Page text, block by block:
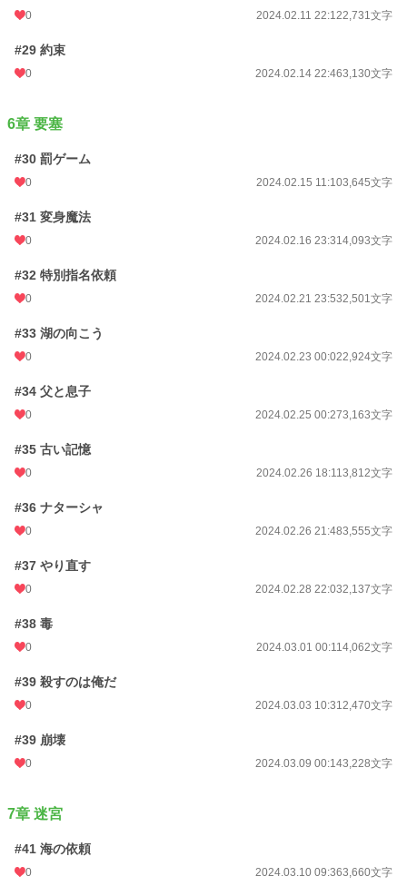
0 2024.02.11 22:122,731文字
#29 約束
0 2024.02.14 22:463,130文字
6章 要塞
#30 罰ゲーム
0 2024.02.15 11:103,645文字
#31 変身魔法
0 2024.02.16 23:314,093文字
#32 特別指名依頼
0 2024.02.21 23:532,501文字
#33 湖の向こう
0 2024.02.23 00:022,924文字
#34 父と息子
0 2024.02.25 00:273,163文字
#35 古い記憶
0 2024.02.26 18:113,812文字
#36 ナターシャ
0 2024.02.26 21:483,555文字
#37 やり直す
0 2024.02.28 22:032,137文字
#38 毒
0 2024.03.01 00:114,062文字
#39 殺すのは俺だ
0 2024.03.03 10:312,470文字
#39 崩壊
0 2024.03.09 00:143,228文字
7章 迷宮
#41 海の依頼
0 2024.03.10 09:363,660文字